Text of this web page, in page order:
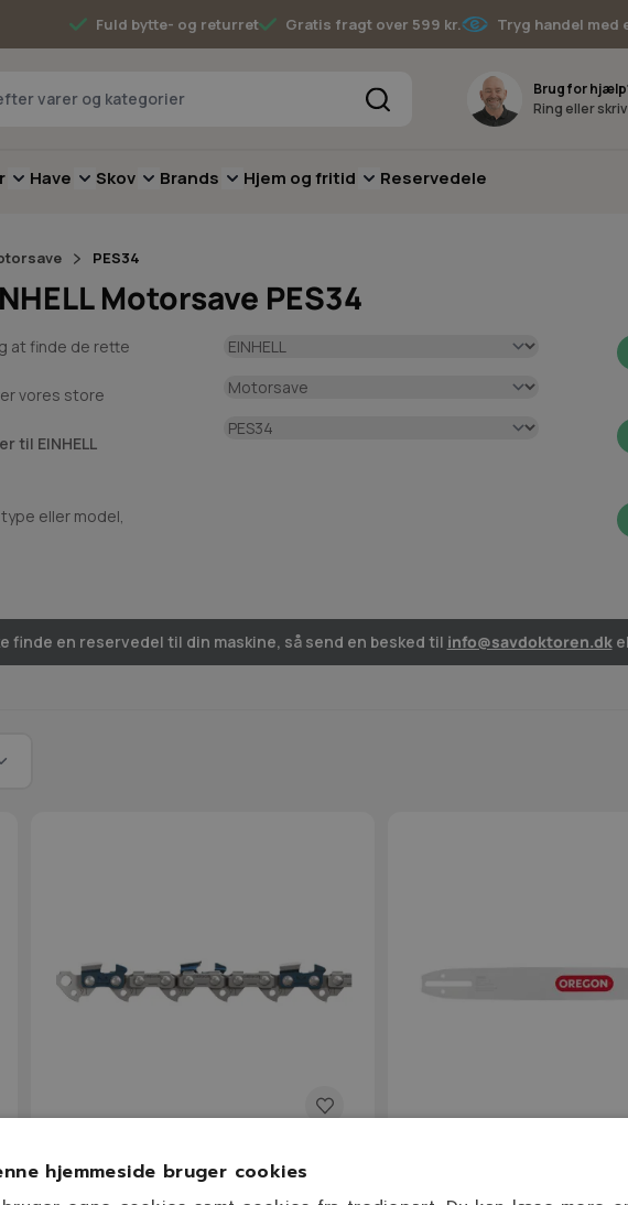
Fuld bytte- og returret Gratis fragt over 599 kr. Tryg handel med
Brug for
Ring eller
Robotplæneklippere
Toggle submenu for Batterimaskiner
Have Toggle submenu for Have
Skov Toggle submenu for Skov
Brands Toggle submenu for Brands
Hjem og fritid Toggle submenu for Hjem og fritid
Reservedele
PES34
Motorsave PES34
at finde de rette
vores store
til EINHELL
eller model,
finde en reservedel til din maskine, så send en besked til info@savdoktoren.dk
OREGON 16" 91VXL Multicutkæde
hjemmeside bruger cookies